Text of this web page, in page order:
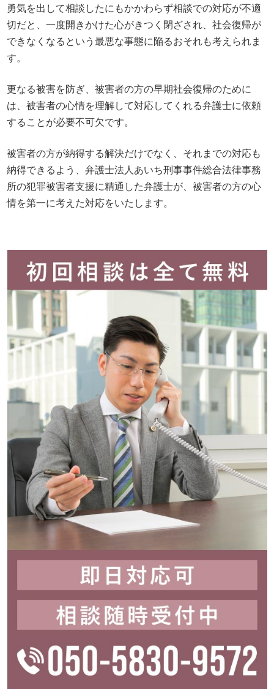
勇気を出して相談したにもかかわらず相談での対応が不適
切だと、一度開きかけた心がきつく閉ざされ、社会復帰が
できなくなるという最悪な事態に陥るおそれも考えられま
す。
更なる被害を防ぎ、被害者の方の早期社会復帰のために
は、被害者の心情を理解して対応してくれる弁護士に依頼
することが必要不可欠です。
被害者の方が納得する解決だけでなく、それまでの対応も
納得できるよう、弁護士法人あいち刑事事件総合法律事務
所の犯罪被害者支援に精通した弁護士が、被害者の方の心
情を第一に考えた対応をいたします。